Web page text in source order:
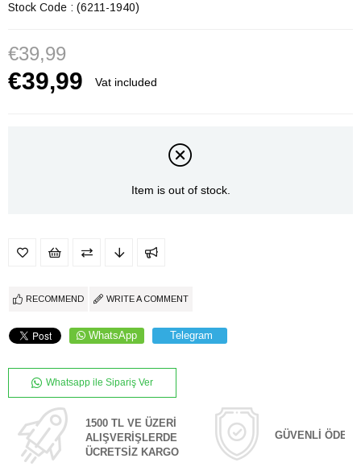
Stock Code (6211-1940)
€39,99
Vat included
€39,99
Item is out of stock.
RECOMMEND WRITE A COMMENT
WhatsApp Telegram
Whatsapp ile Sipariş Ver
1500 TL VE ÜZERİ
ALIŞVERİŞLERDE
ÜCRETSİZ KARGO
GÜVENLİ